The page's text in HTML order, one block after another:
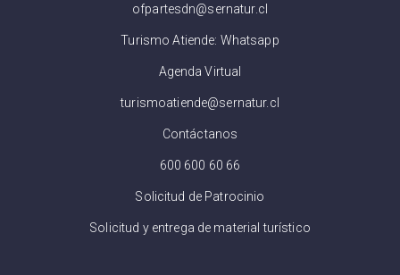
ofpartesdn@sernatur.cl
Turismo Atiende: Whatsapp
Agenda Virtual
turismoatiende@sernatur.cl
Contáctanos
600 600 60 66
Solicitud de Patrocinio
Solicitud y entrega de material turístico